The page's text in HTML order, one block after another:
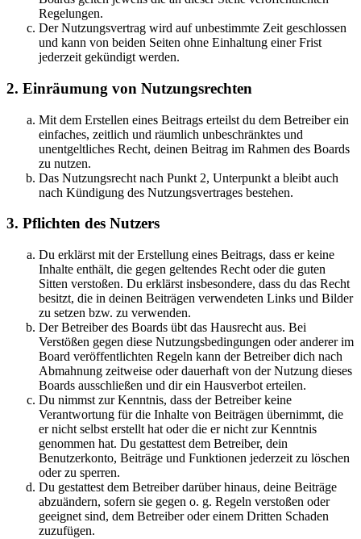
Regelungen.
Der Nutzungsvertrag wird auf unbestimmte Zeit geschlossen
und kann von beiden Seiten ohne Einhaltung einer Frist
jederzeit gekündigt werden.
2. Einräumung von Nutzungsrechten
Mit dem Erstellen eines Beitrags erteilst du dem Betreiber ein
einfaches, zeitlich und räumlich unbeschränktes und
unentgeltliches Recht, deinen Beitrag im Rahmen des Boards
zu nutzen.
Das Nutzungsrecht nach Punkt 2, Unterpunkt a bleibt auch
nach Kündigung des Nutzungsvertrages bestehen.
3. Pflichten des Nutzers
Du erklärst mit der Erstellung eines Beitrags, dass er keine
Inhalte enthält, die gegen geltendes Recht oder die guten
Sitten verstoßen. Du erklärst insbesondere, dass du das Recht
besitzt, die in deinen Beiträgen verwendeten Links und Bilder
zu setzen bzw. zu verwenden.
Der Betreiber des Boards übt das Hausrecht aus. Bei
Verstößen gegen diese Nutzungsbedingungen oder anderer im
Board veröffentlichten Regeln kann der Betreiber dich nach
Abmahnung zeitweise oder dauerhaft von der Nutzung dieses
Boards ausschließen und dir ein Hausverbot erteilen.
Du nimmst zur Kenntnis, dass der Betreiber keine
Verantwortung für die Inhalte von Beiträgen übernimmt, die
er nicht selbst erstellt hat oder die er nicht zur Kenntnis
genommen hat. Du gestattest dem Betreiber, dein
Benutzerkonto, Beiträge und Funktionen jederzeit zu löschen
oder zu sperren.
Du gestattest dem Betreiber darüber hinaus, deine Beiträge
abzuändern, sofern sie gegen o. g. Regeln verstoßen oder
geeignet sind, dem Betreiber oder einem Dritten Schaden
zuzufügen.